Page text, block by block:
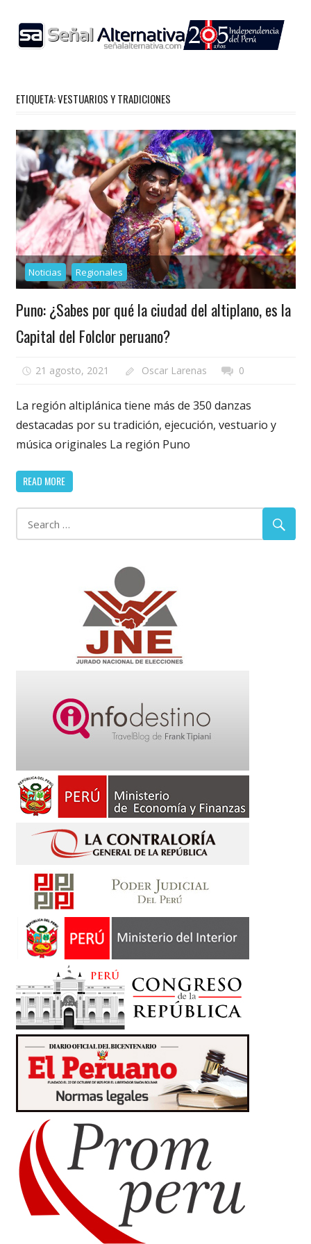
content
ETIQUETA:VESTUARIOS Y TRADICIONES
Noticias Regionales
Puno: ¿Sabes por qué la ciudad del altiplano, es la
Capital del Folclor peruano?
21 agosto, 2021 Oscar Larenas 0
La región altiplánica tiene más de 350 danzas
destacadas por su tradición, ejecución, vestuario y
música originales La región Puno
READ MORE